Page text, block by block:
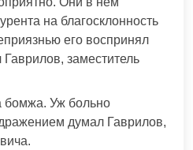
на благосклонность
его воспринял
заместитель
бомжа. Уж больно
думал Гаврилов,